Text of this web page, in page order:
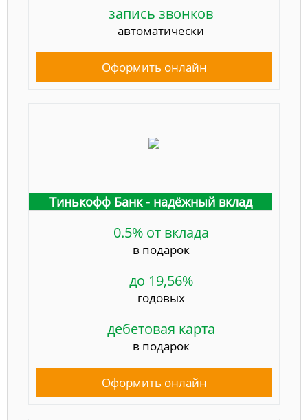
запись звонков
автоматически
Оформить онлайн
Тинькофф Банк - надёжный вклад
0.5% от вклада
в подарок
до 19,56%
годовых
дебетовая карта
в подарок
Оформить онлайн